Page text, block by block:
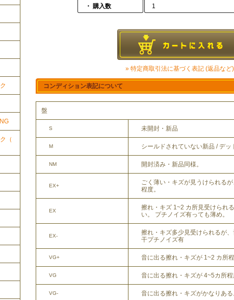
（
・ 購入数 1
» 特定商取引法に基づく表記 (返品など)
コンディション表記について
盤
S 未開封・新品
M シールドされていない新品 / デッ
NM 開封済み・新品同様。
EX+
ごく薄い・キズが見うけられる
程度。
EX
擦れ・キズ 1~2 カ所見受けられ
い。 プチノイズ有っても薄め。
EX-
擦れ・キズ多少見受けられるが
干プチノイズ有
VG+ 音に出る擦れ・キズが 1~2 カ所程
VG 音に出る擦れ・キズが 4~5カ所程
VG- 音に出る擦れ・キズがかなりある